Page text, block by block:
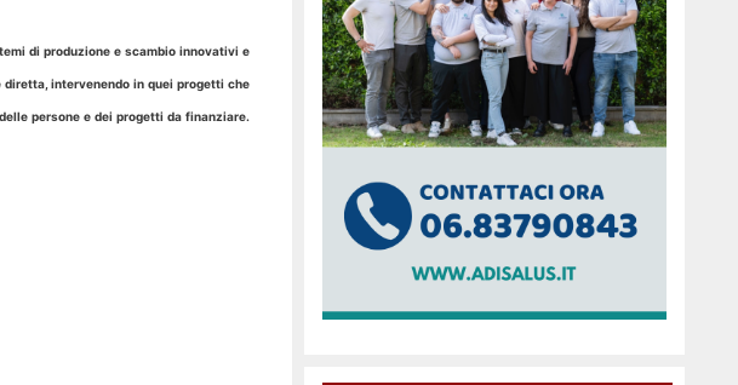
di produzione e scambio innovativi e
intervenendo in quei progetti che
persone e dei progetti da finanziare.